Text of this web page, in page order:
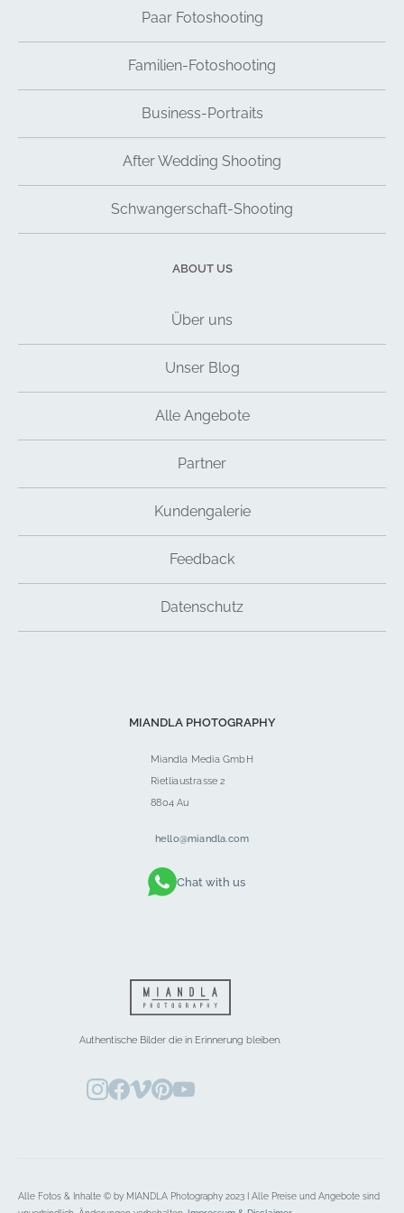
Authentische Bilder die in Erinnerung bleiben.
Paar Fotoshooting
Familien-Fotoshooting
Business-Portraits
After Wedding Shooting
Schwangerschaft-Shooting
ABOUT US
Über uns
Unser Blog
Alle Angebote
Partner
Kundengalerie
Feedback
Datenschutz
MIANDLA PHOTOGRAPHY
Miandla Media GmbH
Rietliaustrasse 2
8804 Au
hello@miandla.com
Chat with us
Alle Fotos & Inhalte © by MIANDLA Photography 2023 I Alle Preise und Angebote sind